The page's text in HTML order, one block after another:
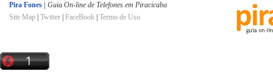
INSS - Disque 0800 780191
Ligue Luz - Disque 0800 101010
Prefeitura e Você - Disque 156
Procon - Disque 151
Pira Fones | Guia On-line de Telefones em Piracicaba
Site Map Twitter FaceBook Termo de Uso